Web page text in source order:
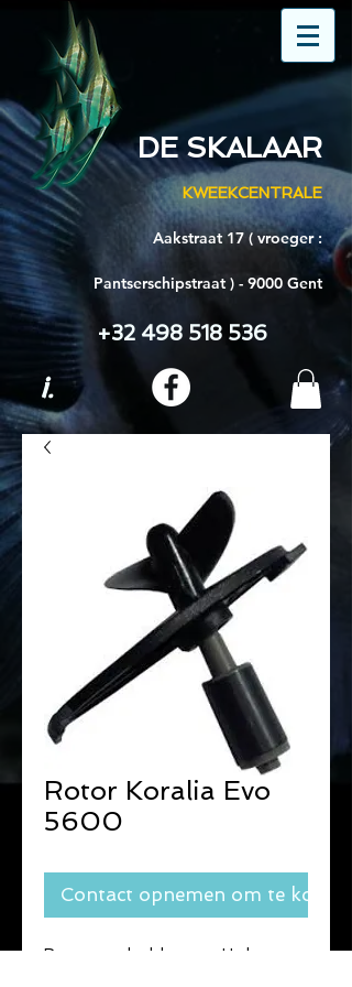
DE SKALAAR
KWEEKCENTRALE
Aakstraat 17 ( vroeger :
Pantserschipstraat ) - 9000 Gent
+32 498 518 536
i.
Rotor Koralia Evo
5600
Contact opnemen om te kopen
Reserve onderdelen voor Hydor